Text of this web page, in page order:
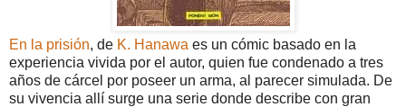
En la prisión, de K. Hanawa es un cómic basado en la
experiencia vivida por el autor, quien fue condenado a tres
años de cárcel por poseer un arma, al parecer simulada. De
su vivencia allí surge una serie donde describe con gran